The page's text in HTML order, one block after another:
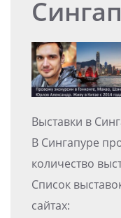
Выставки в
В Сингапуре
количество
Список
сайтах: